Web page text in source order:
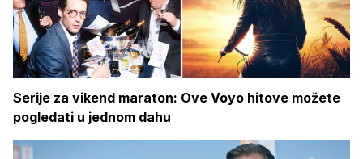
Serije za vikend maraton: Ove Voyo hitove možete
pogledati u jednom dahu